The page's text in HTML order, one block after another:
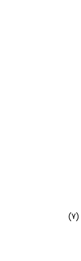
(7)